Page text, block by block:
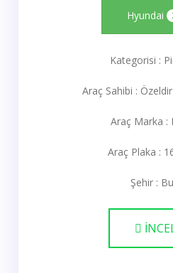
Hyundai
Kategorisi :
Araç Sahibi :
Araç Marka :
Araç Plaka :
Şehir :